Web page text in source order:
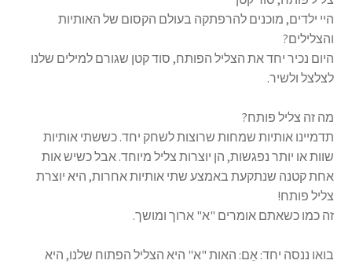
היי ילדים, מוכנים להרפתקה בעולם הקסום של האותיות
והצלילים?
היום נכיר יחד את הצליל הפותח, סוד קטן שגורם למילים שלנו
לצלצל ולשיר.
מה זה צליל פותח?
תדמיינו אותיות שמחות שרוצות לשחק יחד. כששתי אותיות
שוות או יותר נפגשות, הן יוצרות צליל מיוחד. אבל כשיש אות
אחת קטנה שנתקעת באמצע שתי אותיות אחרות, היא יוצרת
צליל פותח!
זה כמו כשאתם אומרים "א" ארוך ומושך.
בואו ננסה יחד: אֵם: האות "א" היא הצליל הפתוח שלנו, היא